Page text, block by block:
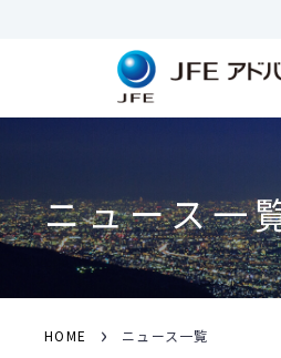
ニュース一
HOME › ニュース一覧